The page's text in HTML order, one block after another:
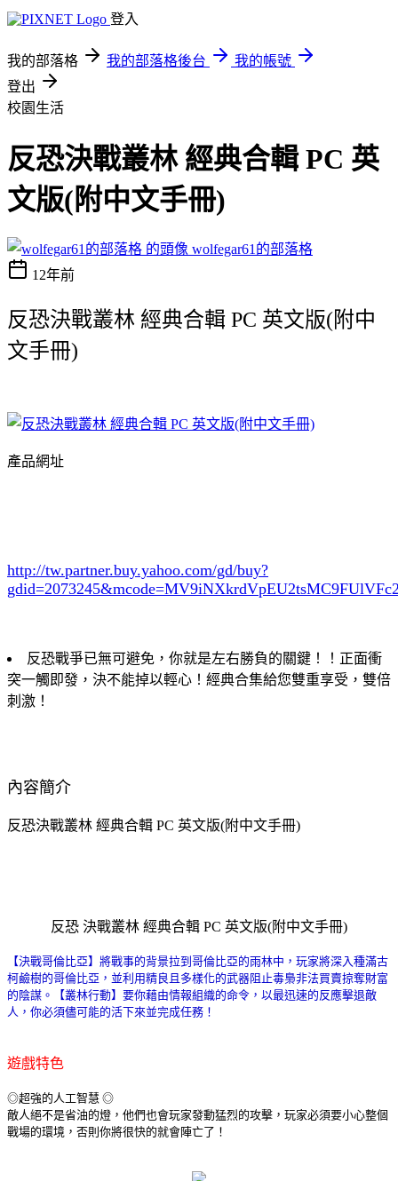
登入
我的部落格 我的部落格後台
我的帳號
登出
校園生活
反恐決戰叢林 經典合輯 PC 英
文版(附中文手冊)
wolfegar61的部落格
12年前
反恐決戰叢林 經典合輯 PC 英文版(附中
文手冊)
產品網址
http://tw.partner.buy.yahoo.com/gd/buy?
gdid=2073245
反恐戰爭已無可避免，你就是左右勝負的關鍵！！正面衝
突一觸即發，決不能掉以輕心！經典合集給您雙重享受，雙倍
刺激！
內容簡介
反恐決戰叢林 經典合輯 PC 英文版(附中文手冊)
反恐 決戰叢林 經典合輯 PC 英文版(附中文手冊)
【決戰哥倫比亞】將戰事的背景拉到哥倫比亞的雨林中，玩家將深入種滿古
柯鹼樹的哥倫比亞，並利用精良且多樣化的武器阻止毒梟非法買賣掠奪財富
的陰謀。【叢林行動】要你藉由情報組織的命令，以最迅速的反應擊退敵
人，你必須儘可能的活下來並完成任務！
遊戲特色
◎超強的人工智慧 ◎
敵人絕不是省油的燈，他們也會玩家發動猛烈的攻擊，玩家必須要小心整個
戰場的環境，否則你將很快的就會陣亡了！